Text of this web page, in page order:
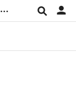
...